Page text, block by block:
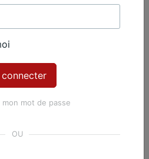
Premium
tout le contenu
illimité pour 99 €
mot de passe